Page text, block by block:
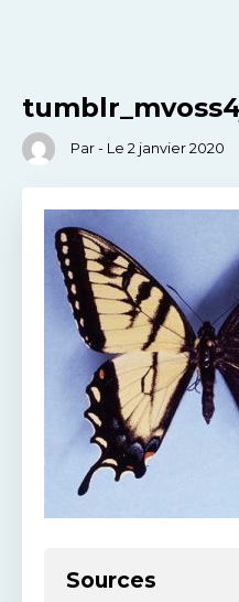
Par - Le 2 janvier 2020
Sources